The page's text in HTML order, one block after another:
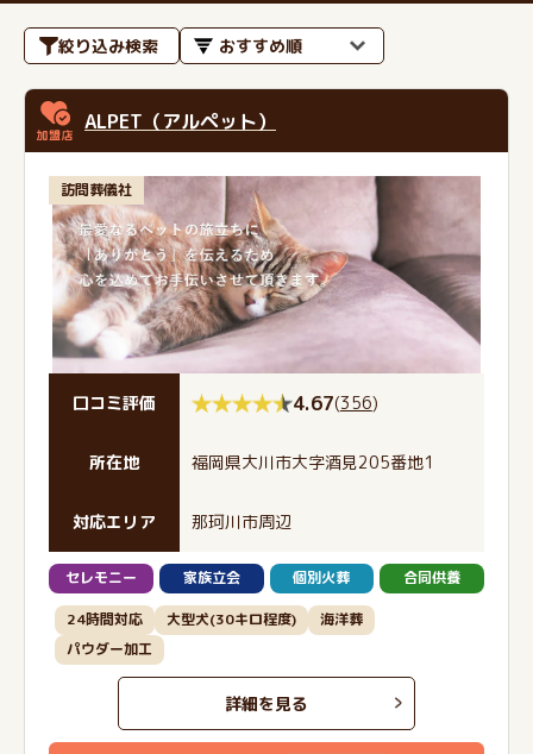
絞り込み検索
ALPET（アルペット）
訪問葬儀社
口コミ評価 4.67(356)
所在地 福岡県大川市大字酒見205番地1
対応エリア 那珂川市周辺
セレモニー 家族立会 個別火葬 合同供養
24時間対応 大型犬(30キロ程度)
海洋葬
パウダー加工
詳細を見る